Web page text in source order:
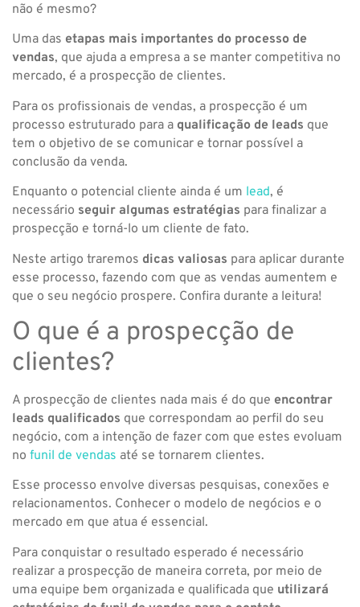
não é mesmo?
Uma das etapas mais importantes do processo de
vendas, que ajuda a empresa a se manter competitiva no
mercado, é a prospecção de clientes.
Para os profissionais de vendas, a prospecção é um
processo estruturado para a qualificação de leads que
tem o objetivo de se comunicar e tornar possível a
conclusão da venda.
Enquanto o potencial cliente ainda é um lead, é
necessário seguir algumas estratégias para finalizar a
prospecção e torná-lo um cliente de fato.
Neste artigo traremos dicas valiosas para aplicar durante
esse processo, fazendo com que as vendas aumentem e
que o seu negócio prospere. Confira durante a leitura!
O que é a prospecção de
clientes?
A prospecção de clientes nada mais é do que encontrar
leads qualificados que correspondam ao perfil do seu
negócio, com a intenção de fazer com que estes evoluam
no funil de vendas até se tornarem clientes.
Esse processo envolve diversas pesquisas, conexões e
relacionamentos. Conhecer o modelo de negócios e o
mercado em que atua é essencial.
Para conquistar o resultado esperado é necessário
realizar a prospecção de maneira correta, por meio de
uma equipe bem organizada e qualificada que utilizará